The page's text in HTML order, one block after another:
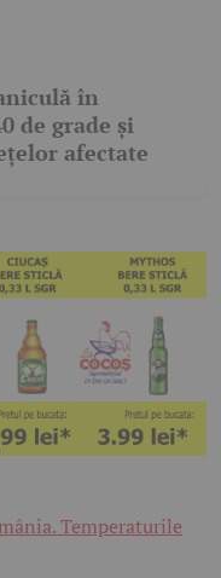
în
de grade și
afectate